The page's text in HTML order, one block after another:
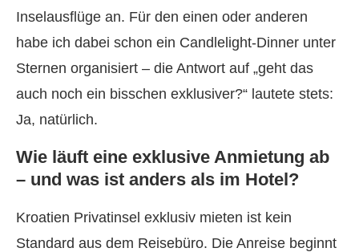
Inselausflüge an. Für den einen oder anderen
habe ich dabei schon ein Candlelight-Dinner unter
Sternen organisiert – die Antwort auf „geht das
auch noch ein bisschen exklusiver?“ lautete stets:
Ja, natürlich.
Wie läuft eine exklusive Anmietung ab
– und was ist anders als im Hotel?
Kroatien Privatinsel exklusiv mieten ist kein
Standard aus dem Reisebüro. Die Anreise beginnt